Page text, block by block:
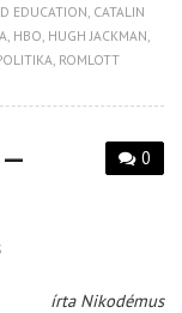
EDUCATION CATALIN
HBO HUGH JACKMAN
ROMLOTT
0
írta Nikodémus